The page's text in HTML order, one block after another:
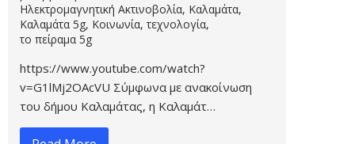
Ηλεκτρομαγνητική Ακτινοβολία, Καλαμάτα,
Καλαμάτα 5g, Κοινωνία, τεχνολογία,
το πείραμα 5g
https://www.youtube.com/watch?
v=G1lMj2OAcVU Σύμφωνα με ανακοίνωση
του δήμου Καλαμάτας, η Καλαμάτ…